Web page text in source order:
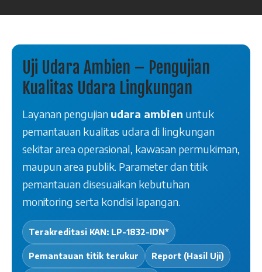
Uji Udara Ambien – Pengujian
Kualitas Udara Lingkungan
Layanan pengujian udara ambien untuk
pemantauan kualitas udara di lingkungan
sekitar area operasional, kawasan permukiman,
maupun area publik. Parameter dan titik
pemantauan disesuaikan kebutuhan
monitoring serta kondisi lapangan.
Terakreditasi KAN: LP-1832-IDN*
Pemantauan titik terukur Report (Hasil Uji)